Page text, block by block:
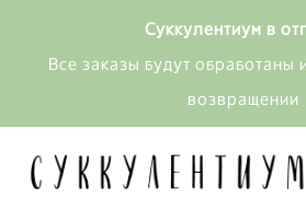
Суккулентиум в
Все заказы будут
возвращении